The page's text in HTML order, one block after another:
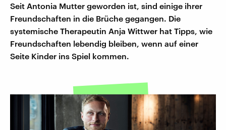
Seit Antonia Mutter geworden ist, sind einige ihrer
Freundschaften in die Brüche gegangen. Die
systemische Therapeutin Anja Wittwer hat Tipps, wie
Freundschaften lebendig bleiben, wenn auf einer
Seite Kinder ins Spiel kommen.